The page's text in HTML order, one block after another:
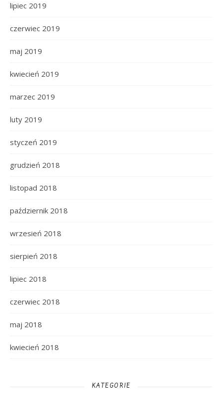
lipiec 2019
czerwiec 2019
maj 2019
kwiecień 2019
marzec 2019
luty 2019
styczeń 2019
grudzień 2018
listopad 2018
październik 2018
wrzesień 2018
sierpień 2018
lipiec 2018
czerwiec 2018
maj 2018
kwiecień 2018
KATEGORIE